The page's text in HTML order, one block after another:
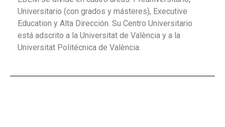
Universitario (con grados y másteres), Executive
Education y Alta Dirección. Su Centro Universitario
está adscrito a la Universitat de València y a la
Universitat Politécnica de València.